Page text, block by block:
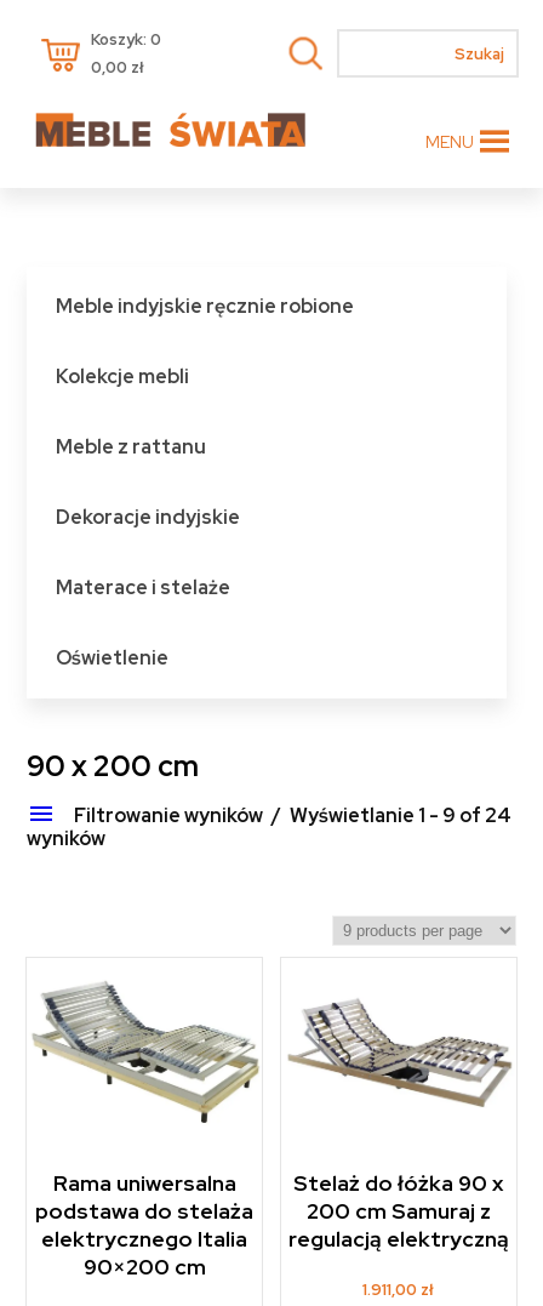
Koszyk: 0
0,00 zł
MENU
Meble indyjskie ręcznie robione
Kolekcje mebli
Meble z rattanu
Dekoracje indyjskie
Materace i stelaże
Oświetlenie
90 x 200 cm
Filtrowanie wyników
Wyświetlanie 1 - 9 of 24
wyników
Rama uniwersalna
podstawa do stelaża
elektrycznego Italia
90×200 cm
Stelaż do łóżka 90 x
200 cm Samuraj z
regulacją elektryczną
1.911,00 zł